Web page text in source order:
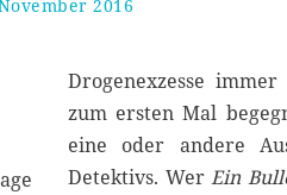
2016
e
e
m
b
Drogenexzesse
zum ersten Mal
eine oder andere
Detektivs. Wer Ein